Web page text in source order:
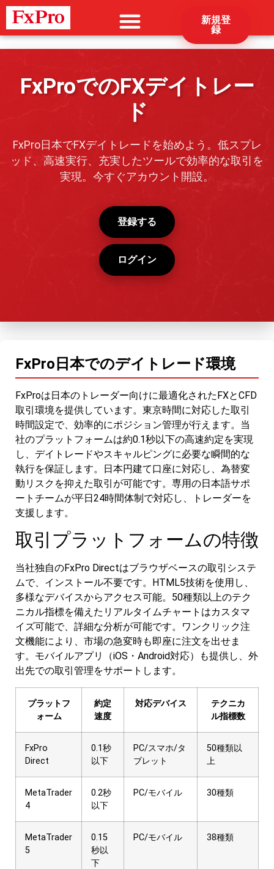
新規登
録
FxProでのFXデイトレー
ド
FxPro日本でFXデイトレードを始めよう。低スプレ
ッド、高速実行、充実したツールで効率的な取引を
実現。今すぐアカウント開設。
登録する
ログイン
FxPro日本でのデイトレード環境
FxProは日本のトレーダー向けに最適化されたFXとCFD
取引環境を提供しています。東京時間に対応した取引
時間設定で、効率的にポジション管理が行えます。当
社のプラットフォームは約0.1秒以下の高速約定を実現
し、デイトレードやスキャルピングに必要な瞬間的な
執行を保証します。日本円建て口座に対応し、為替変
動リスクを抑えた取引が可能です。専用の日本語サポ
ートチームが平日24時間体制で対応し、トレーダーを
支援します。
取引プラットフォームの特徴
当社独自のFxPro Directはブラウザベースの取引システ
ムで、インストール不要です。HTML5技術を使用し、
多様なデバイスからアクセス可能。50種類以上のテク
ニカル指標を備えたリアルタイムチャートはカスタマ
イズ可能で、詳細な分析が可能です。ワンクリック注
文機能により、市場の急変時も即座に注文を出せま
す。モバイルアプリ（iOS・Android対応）も提供し、外
出先での取引管理をサポートします。
プラットフ
ォーム
約定
速度
対応デバイス
テクニカ
ル指標数
FxPro
Direct
0.1秒
以下
PC/スマホ/タ
ブレット
50種類以
上
MetaTrader
4
0.2秒
以下
PC/モバイル 30種類
MetaTrader
5
0.15
秒以
下
PC/モバイル 38種類